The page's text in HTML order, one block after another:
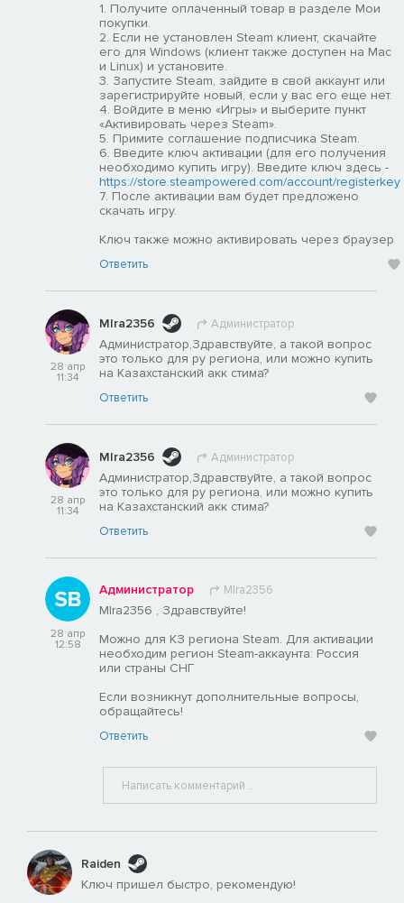
1. Получите оплаченный товар в разделе Мои
покупки.
2. Если не установлен Steam клиент, скачайте
его для Windows (клиент также доступен на Mac
и Linux) и установите.
3. Запустите Steam, зайдите в свой аккаунт или
зарегистрируйте новый, если у вас его еще нет.
4. Войдите в меню «Игры» и выберите пункт
«Активировать через Steam».
5. Примите соглашение подписчика Steam.
6. Введите ключ активации (для его получения
необходимо купить игру). Введите ключ здесь -
https://store.steampowered.com/account/registerkey
7. После активации вам будет предложено
скачать игру.
Ключ также можно активировать через браузер
Ответить
28 апр
11:34
MIra2356 Администратор
Администратор,Здравствуйте, а такой вопрос
это только для ру региона, или можно купить
на Казахстанский акк стима?
Ответить
28 апр
11:34
MIra2356 Администратор
Администратор,Здравствуйте, а такой вопрос
это только для ру региона, или можно купить
на Казахстанский акк стима?
Ответить
28 апр
12:58
Администратор MIra2356
MIra2356 , Здравствуйте!
Можно для КЗ региона Steam. Для активации
необходим регион Steam-аккаунта: Россия
или страны СНГ
Если возникнут дополнительные вопросы,
обращайтесь!
Ответить
Raiden
Ключ пришел быстро, рекомендую!